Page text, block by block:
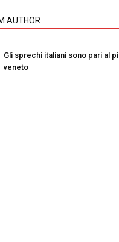
AUTHOR
Gli sprechi italiani sono pari al pil
veneto